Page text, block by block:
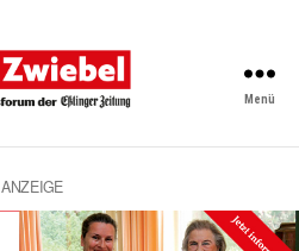
Vereinsforum
Eßlinger
Menü
ANZEIGE